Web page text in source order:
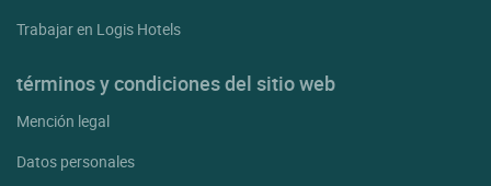
Trabajar en Logis Hotels
términos y condiciones del sitio web
Mención legal
Datos personales